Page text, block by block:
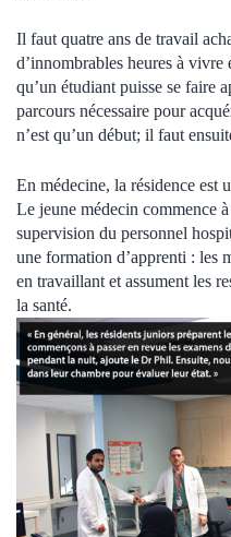
Il faut quatre ans de travail
d’innombrables heures à vivre
qu’un étudiant puisse se faire
parcours nécessaire pour
n’est qu’un début; il faut
En médecine, la résidence est
Le jeune médecin commence
supervision du personnel
une formation d’apprenti : les
en travaillant et assument les
la santé.